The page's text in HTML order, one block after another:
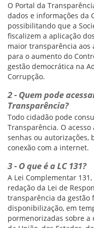
O Portal da
dados e informações da
possibilitando que a
fiscalizem a aplicação
maior transparência
para o aumento do
gestão democrática na
Corrupção.
2 - Quem pode
Transparência?
Todo cidadão pode
Transparência. O
senhas ou autorizações,
conexão com a internet.
3 - O que é a LC 131?
A Lei Complementar
redação da Lei de
transparência da gestão
disponibilização, em
pormenorizadas sobre a